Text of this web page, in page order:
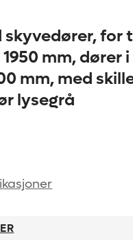
skyvedører, for
mm, dører
mm, med
lysegrå